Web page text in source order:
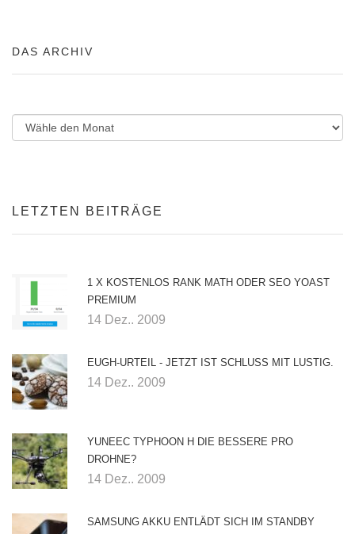
DAS ARCHIV
LETZTEN BEITRÄGE
1 X KOSTENLOS RANK MATH ODER SEO YOAST
PREMIUM
14 Dez.. 2009
EUGH-URTEIL - JETZT IST SCHLUSS MIT LUSTIG.
14 Dez.. 2009
YUNEEC TYPHOON H DIE BESSERE PRO
DROHNE?
14 Dez.. 2009
SAMSUNG AKKU ENTLÄDT SICH IM STANDBY